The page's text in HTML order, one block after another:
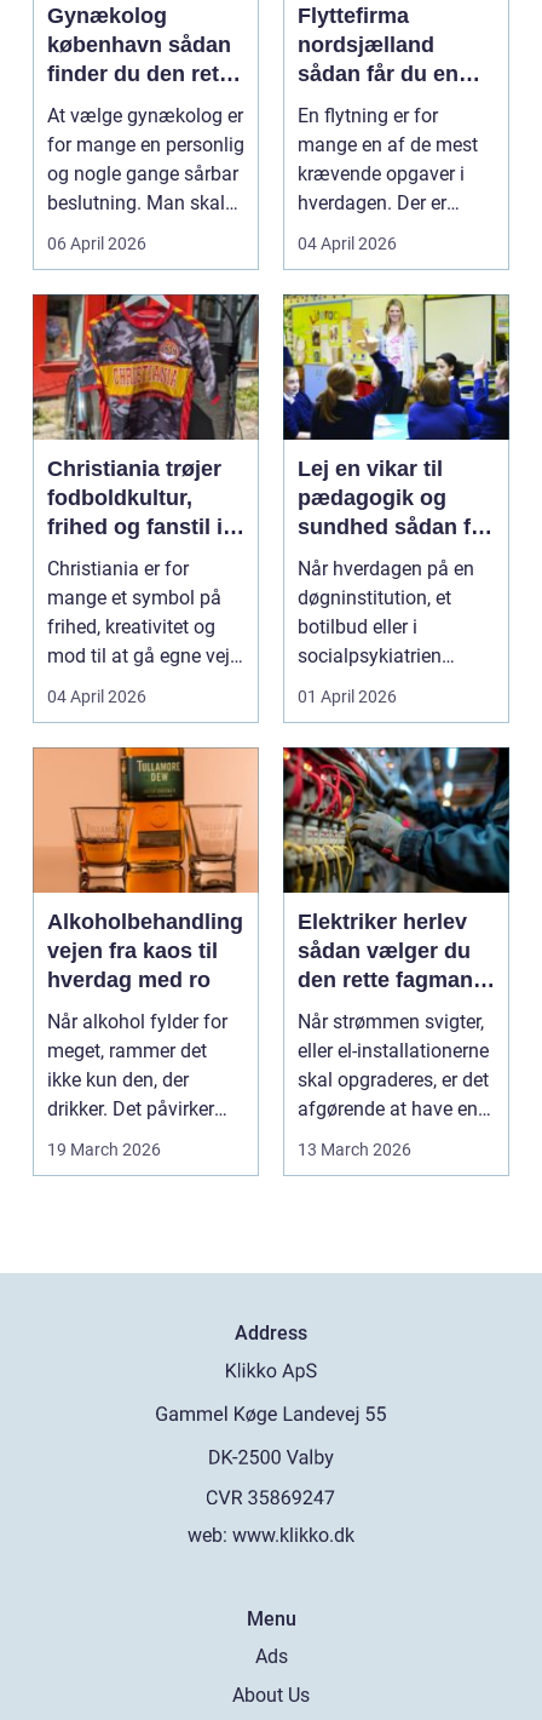
Gynækolog
københavn sådan
finder du den rette
specialist
At vælge gynækolog er
for mange en personlig
og nogle gange sårbar
beslutning. Man skal
både føle si...
06 April 2026
Flyttefirma
nordsjælland
sådan får du en
tryg og effektiv
flytning
En flytning er for
mange en af de mest
krævende opgaver i
hverdagen. Der er
meget at holde styr på,
04 April 2026
Christiania trøjer
fodboldkultur,
frihed og fanstil i
ét
Christiania er for
mange et symbol på
frihed, kreativitet og
mod til at gå egne veje.
Den samme ånd ...
04 April 2026
Lej en vikar til
pædagogik og
sundhed sådan får
du den rette hjælp
Når hverdagen på en
døgninstitution, et
botilbud eller i
socialpsykiatrien
pludselig ændrer sig,
kan...
01 April 2026
Alkoholbehandling
vejen fra kaos til
hverdag med ro
Når alkohol fylder for
meget, rammer det
ikke kun den, der
drikker. Det påvirker
også familie, arbej...
19 March 2026
Elektriker herlev
sådan vælger du
den rette fagmand
til dine el-opgaver
Når strømmen svigter,
eller el-installationerne
skal opgraderes, er det
afgørende at have en
pålidel...
13 March 2026
Address
web: www.klikko.dk
Menu
Ads
About Us